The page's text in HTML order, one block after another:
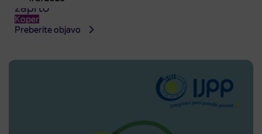
zaprto
Koper
Preberite objavo